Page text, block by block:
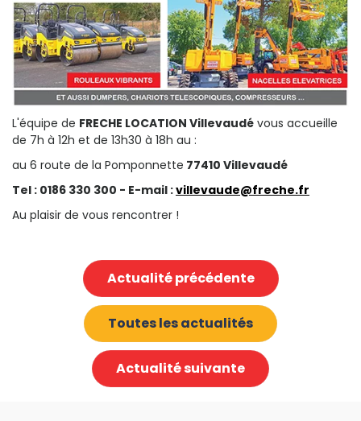
L'équipe de FRECHE LOCATION Villevaudé vous accueille
de 7h à 12h et de 13h30 à 18h au :
au 6 route de la Pomponnette 77410 Villevaudé
Tel : 0186 330 300 - E-mail :villevaude@freche.fr
Au plaisir de vous rencontrer !
Actualité précédente
Toutes les actualités
Actualité suivante